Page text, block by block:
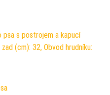
psa s postrojem a kapucí
(cm): 32, Obvod hrudníku: